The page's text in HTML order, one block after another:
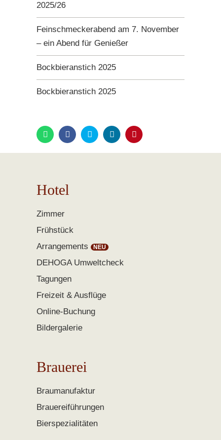
2025/26
Feinschmeckerabend am 7. November
– ein Abend für Genießer
Bockbieranstich 2025
Bockbieranstich 2025
Hotel
Zimmer
Frühstück
Arrangements
DEHOGA Umweltcheck
Tagungen
Freizeit & Ausflüge
Online-Buchung
Bildergalerie
Brauerei
Braumanufaktur
Brauereiführungen
Bierspezialitäten